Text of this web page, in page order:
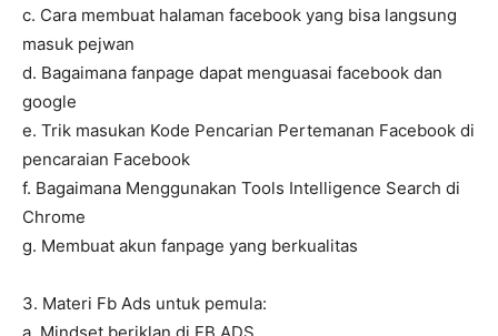
c. Cara membuat halaman facebook yang bisa langsung
masuk pejwan
d. Bagaimana fanpage dapat menguasai facebook dan
google
e. Trik masukan Kode Pencarian Pertemanan Facebook di
pencaraian Facebook
f. Bagaimana Menggunakan Tools Intelligence Search di
Chrome
g. Membuat akun fanpage yang berkualitas
3. Materi Fb Ads untuk pemula: